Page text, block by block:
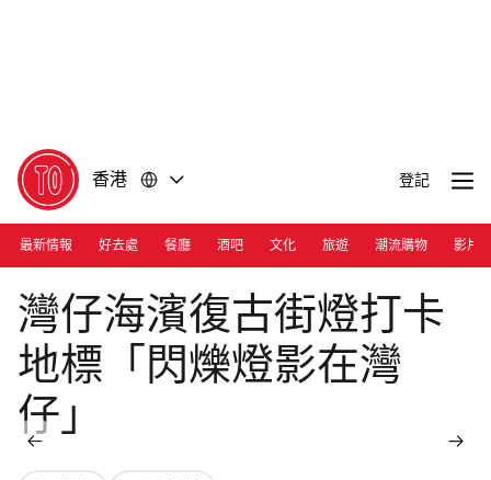
香港 登記
最新情報 好去處 餐廳 酒吧 文化 旅遊 潮流購物 影片
Photograph: Courtesy HK Electric
灣仔海濱復古街燈打卡
地標「閃爍燈影在灣
仔」